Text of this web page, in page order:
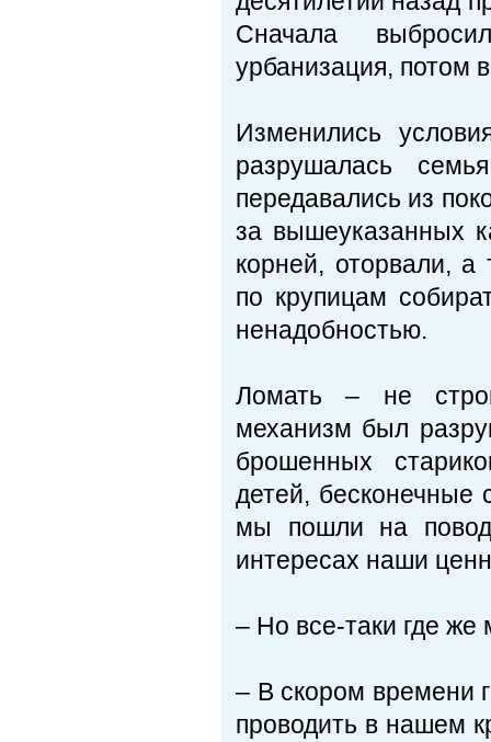
Сначала
урбанизация, потом
Изменились
разрушалась
передавались из
за вышеуказанных
корней, оторвали,
по крупицам
ненадобностью.
Ломать – не
механизм был
брошенных
детей, бесконечные
мы пошли на
интересах наши
– Но все-таки где
– В скором времени
проводить в нашем